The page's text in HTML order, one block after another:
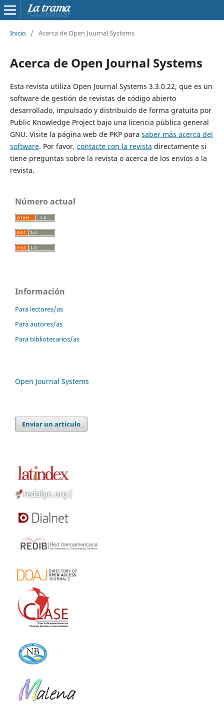
Inicio / Acerca de Open Journal Systems
Acerca de Open Journal Systems
Esta revista utiliza Open Journal Systems 3.3.0.22, que es un
software de gestión de revistas de código abierto
desarrollado, impulsado y distribuido de forma gratuita por
Public Knowledge Project bajo una licencia pública general
GNU. Visite la página web de PKP para saber más acerca del
software. Por favor, contacte con la revista directamente si
tiene preguntas sobre la revista o acerca de los envíos a la
revista.
Número actual
Información
Para lectores/as
Para autores/as
Para bibliotecarios/as
Open Journal Systems
Enviar un artículo